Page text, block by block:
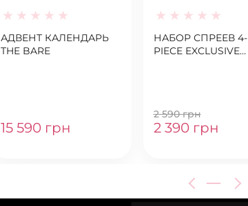
АДВЕНТ КАЛЕНДАРЬ
THE BARE
15 590 грн
НАБОР СПРЕЕВ 4-
PIECE EXCLUSIVE
2 590 грн
2 390 грн